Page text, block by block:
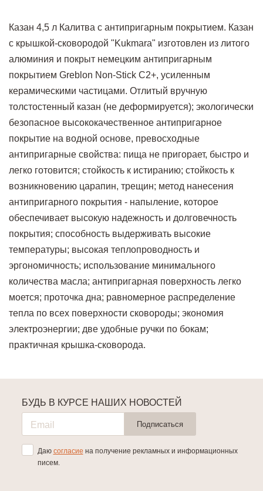
Казан 4,5 л Калитва с антипригарным покрытием. Казан
с крышкой-сковородой "Kukmara" изготовлен из литого
алюминия и покрыт немецким антипригарным
покрытием Greblon Non-Stick C2+, усиленным
керамическими частицами. Отлитый вручную
толстостенный казан (не деформируется); экологически
безопасное высококачественное антипригарное
покрытие на водной основе, превосходные
антипригарные свойства: пища не пригорает, быстро и
легко готовится; стойкость к истиранию; стойкость к
возникновению царапин, трещин; метод нанесения
антипригарного покрытия - напыление, которое
обеспечивает высокую надежность и долговечность
покрытия; способность выдерживать высокие
температуры; высокая теплопроводность и
эргономичность; использование минимального
количества масла; антипригарная поверхность легко
моется; проточка дна; равномерное распределение
тепла по всех поверхности сковороды; экономия
электроэнергии; две удобные ручки по бокам;
практичная крышка-сковорода.
БУДЬ В КУРСЕ НАШИХ НОВОСТЕЙ
Подписаться
Даю согласие на получение рекламных и информационных
писем.